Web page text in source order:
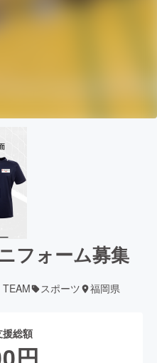
フォーム募集
スポーツ 福岡県
総額